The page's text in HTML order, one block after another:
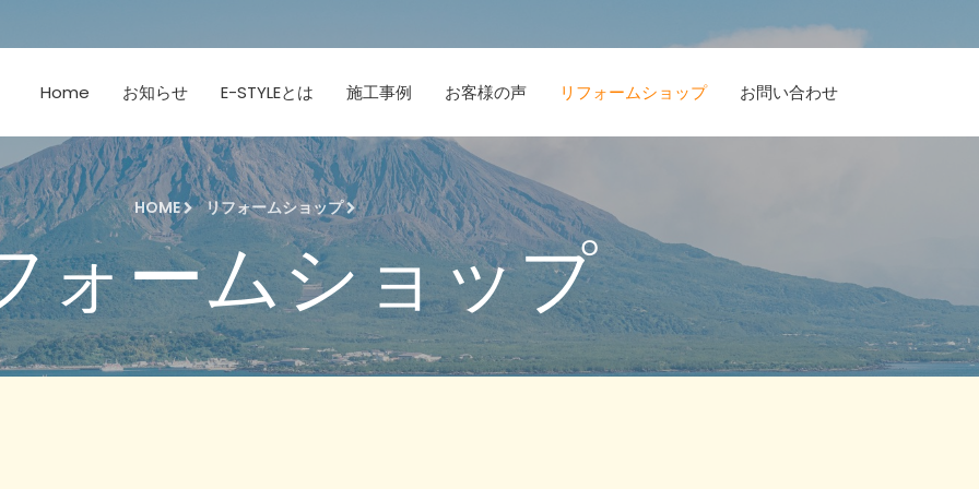
Home お知らせ E-STYLEとは 施工事例 お客様の声 リフォームショップ お問い合わせ
HOME リフォームショップ
ォームショップ